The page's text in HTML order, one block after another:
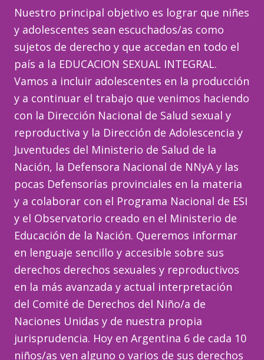
Nuestro principal objetivo es lograr que niñes
y adolescentes sean escuchados/as como
sujetos de derecho y que accedan en todo el
país a la EDUCACION SEXUAL INTEGRAL.
Vamos a incluir adolescentes en la producción
y a continuar el trabajo que venimos haciendo
con la Dirección Nacional de Salud sexual y
reproductiva y la Dirección de Adolescencia y
Juventudes del Ministerio de Salud de la
Nación, la Defensora Nacional de NNyA y las
pocas Defensorías provinciales en la materia
y a colaborar con el Programa Nacional de ESI
y el Observatorio creado en el Ministerio de
Educación de la Nación. Queremos informar
en lenguaje sencillo y accesible sobre sus
derechos derechos sexuales y reproductivos
en la más avanzada y actual interpretación
del Comité de Derechos del Niño/a de
Naciones Unidas y de nuestra propia
jurisprudencia. Hoy en Argentina 6 de cada 10
niños/as ven alguno o varios de sus derechos